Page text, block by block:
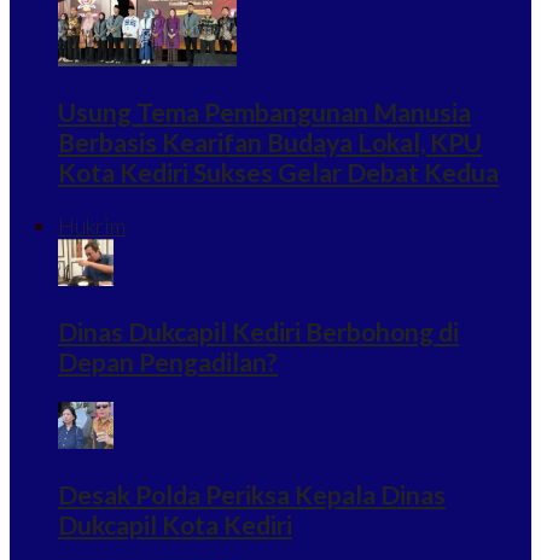
Usung Tema Pembangunan Manusia
Berbasis Kearifan Budaya Lokal, KPU
Kota Kediri Sukses Gelar Debat Kedua
Hukrim
Dinas Dukcapil Kediri Berbohong di
Depan Pengadilan?
Desak Polda Periksa Kepala Dinas
Dukcapil Kota Kediri